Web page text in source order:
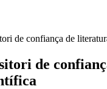
de confiança de
de